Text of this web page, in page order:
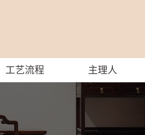
工艺流程 主理人